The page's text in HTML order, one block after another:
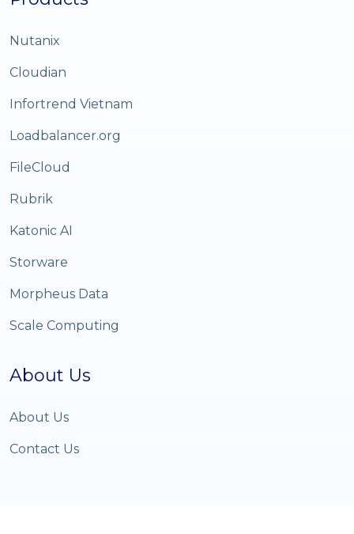
Nutanix
Cloudian
Infortrend Vietnam
Loadbalancer.org
FileCloud
Rubrik
Katonic AI
Storware
Morpheus Data
Scale Computing
About Us
About Us
Contact Us